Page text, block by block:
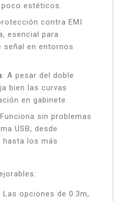
estéticos.
contra EMI
esencial para
señal en entornos
: A pesar del doble
bien las curvas
en gabinete.
sin problemas
USB, desde
hasta los más
Las opciones de 0.3m,